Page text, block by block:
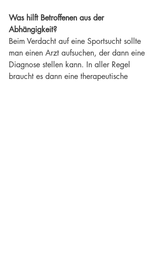
Was hilft Betroffenen aus der
Abhängigkeit?
Beim Verdacht auf eine Sportsucht sollte
man einen Arzt aufsuchen, der dann eine
Diagnose stellen kann. In aller Regel
braucht es dann eine therapeutische